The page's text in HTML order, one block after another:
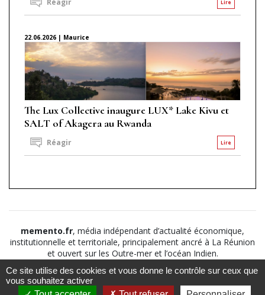
Lire
Réagir
22.06.2026 | Maurice
The Lux Collective inaugure LUX* Lake Kivu et
SALT of Akagera au Rwanda
Lire
Réagir
memento.fr, média indépendant d’actualité économique,
institutionnelle et territoriale, principalement ancré à La Réunion
et ouvert sur les Outre-mer et l’océan Indien.
©2026
Suivez nous sur Notice légale
Politique de
Ce site utilise des cookies et vous donne le contrôle sur ceux que
vous souhaitez activer